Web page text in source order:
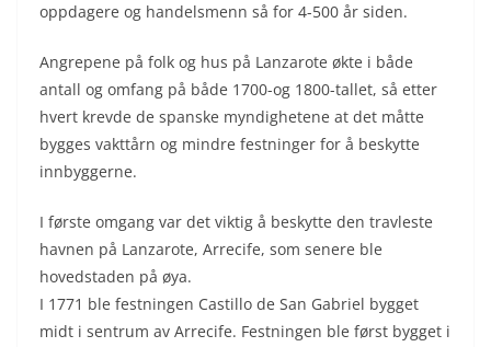
oppdagere og handelsmenn så for 4-500 år siden.
Angrepene på folk og hus på Lanzarote økte i både
antall og omfang på både 1700-og 1800-tallet, så etter
hvert krevde de spanske myndighetene at det måtte
bygges vakttårn og mindre festninger for å beskytte
innbyggerne.
I første omgang var det viktig å beskytte den travleste
havnen på Lanzarote, Arrecife, som senere ble
hovedstaden på øya.
I 1771 ble festningen Castillo de San Gabriel bygget
midt i sentrum av Arrecife. Festningen ble først bygget i